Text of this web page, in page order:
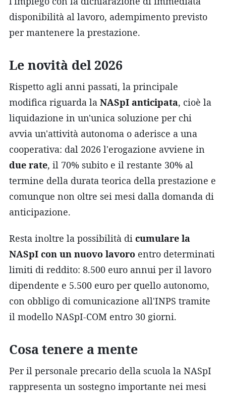
disponibilità al lavoro, adempimento previsto
per mantenere la prestazione.
Le novità del 2026
Rispetto agli anni passati, la principale
modifica riguarda la NASpI anticipata, cioè la
liquidazione in un'unica soluzione per chi
avvia un'attività autonoma o aderisce a una
cooperativa: dal 2026 l'erogazione avviene in
due rate, il 70% subito e il restante 30% al
termine della durata teorica della prestazione e
comunque non oltre sei mesi dalla domanda di
anticipazione.
Resta inoltre la possibilità di cumulare la
NASpI con un nuovo lavoro entro determinati
limiti di reddito: 8.500 euro annui per il lavoro
dipendente e 5.500 euro per quello autonomo,
con obbligo di comunicazione all'INPS tramite
il modello NASpI-COM entro 30 giorni.
Cosa tenere a mente
Per il personale precario della scuola la NASpI
rappresenta un sostegno importante nei mesi